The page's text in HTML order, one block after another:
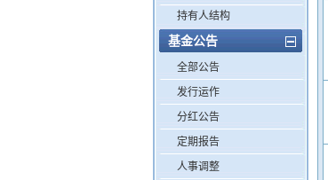
持有人结构
基金公告
全部公告
发行运作
分红公告
定期报告
人事调整